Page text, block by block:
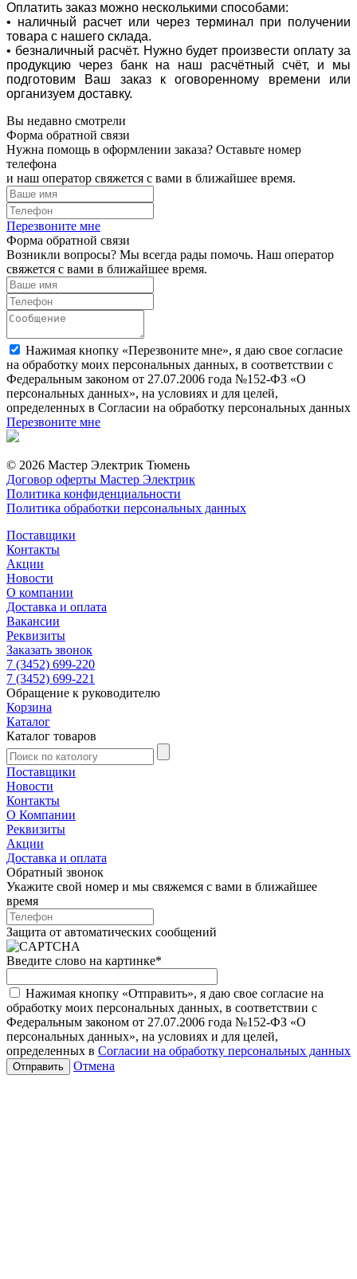
Оплатить заказ можно несколькими способами:
• наличный расчет или через терминал при получении
товара с нашего склада.
• безналичный расчёт. Нужно будет произвести оплату за
продукцию через банк на наш расчётный счёт, и мы
подготовим Ваш заказ к оговоренному времени или
организуем доставку.
Вы недавно смотрели
Форма обратной связи
Нужна помощь в оформлении заказа? Оставьте номер
телефона
и наш оператор свяжется с вами в ближайшее время.
Перезвоните мне
Форма обратной связи
Возникли вопросы? Мы всегда рады помочь. Наш оператор
свяжется с вами в ближайшее время.
Нажимая кнопку «Перезвоните мне», я даю свое согласие
на обработку моих персональных данных, в соответствии с
Федеральным законом от 27.07.2006 года №152-ФЗ «О
персональных данных», на условиях и для целей,
определенных в Согласии на обработку персональных данных
Перезвоните мне
© 2026 Мастер Электрик Тюмень
Договор оферты Мастер Электрик
Политика конфиденциальности
Политика обработки персональных данных
Поставщики
Контакты
Акции
Новости
О компании
Доставка и оплата
Вакансии
Реквизиты
Заказать звонок
7 (3452) 699-220
7 (3452) 699-221
Обращение к руководителю
Корзина
Каталог
Каталог товаров
Поставщики
Новости
Контакты
О Компании
Реквизиты
Акции
Доставка и оплата
Обратный звонок
Укажите свой номер и мы свяжемся с вами в ближайшее
время
Защита от автоматических сообщений
Введите слово на картинке*
Нажимая кнопку «Отправить», я даю свое согласие на
обработку моих персональных данных, в соответствии с
Федеральным законом от 27.07.2006 года №152-ФЗ «О
персональных данных», на условиях и для целей,
определенных в Согласии на обработку персональных данных
Отмена